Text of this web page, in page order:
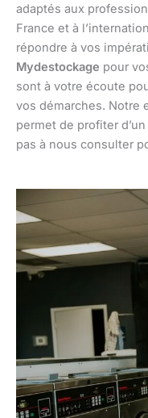
adaptés aux
France et à
répondre à vos
Mydestockage pour
sont à votre écoute
vos démarches. Notre
permet de profiter
pas à nous consulter